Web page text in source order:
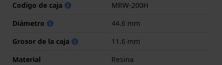
Codigo de caja
MRW-200H
Diámetro
44.6 mm
Grosor de la caja
11.6 mm
Material
Resina